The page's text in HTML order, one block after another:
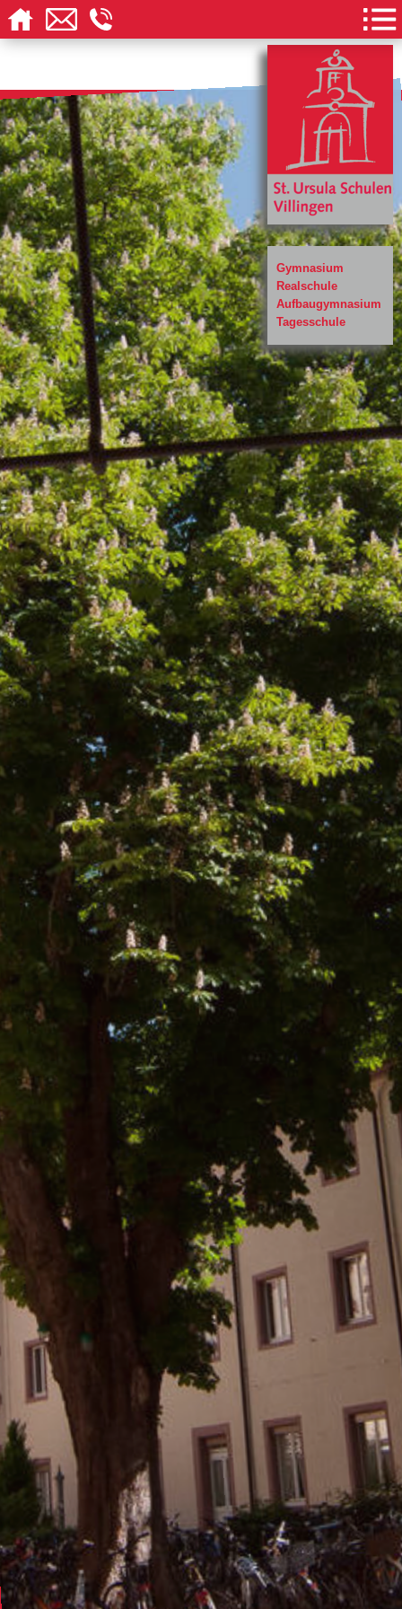
Gymnasium
Realschule
Aufbaugymnasium
Tagesschule